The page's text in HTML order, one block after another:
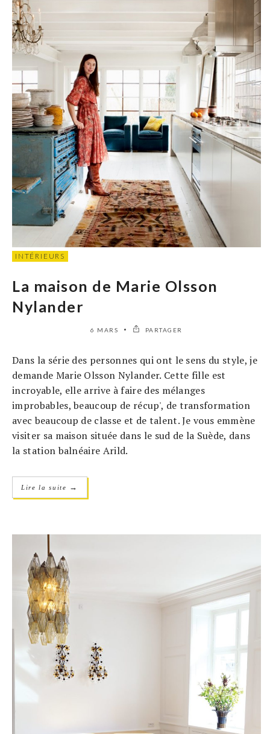
INTÉRIEURS
La maison de Marie Olsson
Nylander
6 MARS PARTAGER
Dans la série des personnes qui ont le sens du style, je
demande Marie Olsson Nylander. Cette fille est
incroyable, elle arrive à faire des mélanges
improbables, beaucoup de récup', de transformation
avec beaucoup de classe et de talent. Je vous emmène
visiter sa maison située dans le sud de la Suède, dans
la station balnéaire Arild.
Lire la suite →